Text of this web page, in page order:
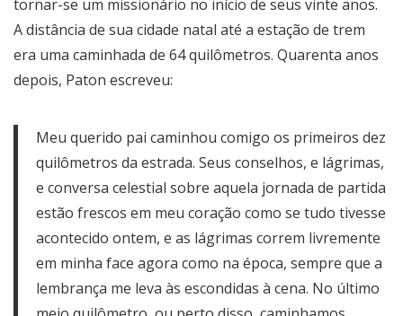
tornar-se um missionário no início de seus vinte anos.
A distância de sua cidade natal até a estação de trem
era uma caminhada de 64 quilômetros. Quarenta anos
depois, Paton escreveu:
Meu querido pai caminhou comigo os primeiros dez
quilômetros da estrada. Seus conselhos, e lágrimas,
e conversa celestial sobre aquela jornada de partida
estão frescos em meu coração como se tudo tivesse
acontecido ontem, e as lágrimas correm livremente
em minha face agora como na época, sempre que a
lembrança me leva às escondidas à cena. No último